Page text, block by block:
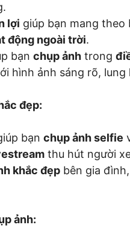
lợi giúp bạn mang theo
động ngoài trời.
bạn chụp ảnh trong
hình ảnh sáng rõ, lung
đẹp:
bạn chụp ảnh selfie
thu hút người
khắc đẹp bên gia
ảnh: